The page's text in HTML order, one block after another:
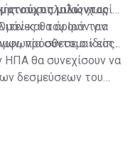
μιλώντας
ναυσιπλοΐας χωρίς
θα άρουν τον
πρόσθεσε ο ίδιος.
και του Ιράν για
σύντομα» είπε
ΗΠΑ θα συνεχίσουν να
δεσμεύσεων του